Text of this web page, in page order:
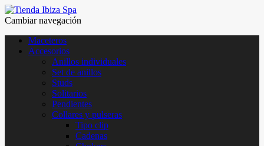
Cambiar navegación
Maceteros
Accesorios
Anillos individuales
Set de anillos
Studs
Solitarios
Pendientes
Collares y pulseras
Tipo clip
Cadenas